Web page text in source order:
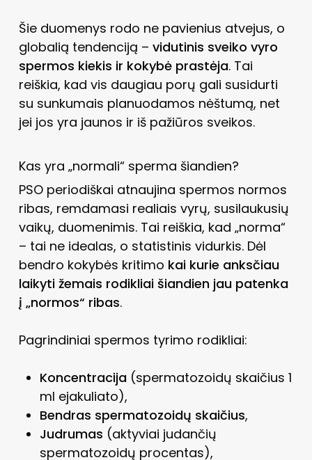
Šie duomenys rodo ne pavienius atvejus, o
globalią tendenciją – vidutinis sveiko vyro
spermos kiekis ir kokybė prastėja. Tai
reiškia, kad vis daugiau porų gali susidurti
su sunkumais planuodamos nėštumą, net
jei jos yra jaunos ir iš pažiūros sveikos.
Kas yra „normali“ sperma šiandien?
PSO periodiškai atnaujina spermos normos
ribas, remdamasi realiais vyrų, susilaukusių
vaikų, duomenimis. Tai reiškia, kad „norma“
– tai ne idealas, o statistinis vidurkis. Dėl
bendro kokybės kritimo kai kurie anksčiau
laikyti žemais rodikliai šiandien jau patenka
į „normos“ ribas.
Pagrindiniai spermos tyrimo rodikliai:
Koncentracija(spermatozoidų skaičius 1
ml ejakuliato),
Bendras spermatozoidų skaičius,
Judrumas (aktyviai judančių
spermatozoidų procentas),